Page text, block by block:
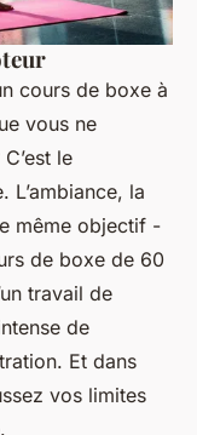
cours de boxe à
vous ne
le
L’ambiance, la
même objectif -
de boxe de 60
travail de
de
Et dans
vos limites